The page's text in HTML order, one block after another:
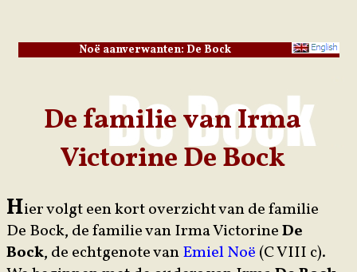
Noë aanverwanten: De Bock
De familie van Irma
Victorine De Bock
Hier volgt een kort overzicht van de familie
De Bock, de familie van Irma VictorineDe
Bock, de echtgenote vanEmiel Noë (C VIII c).